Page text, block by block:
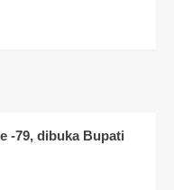
-79, dibuka Bupati